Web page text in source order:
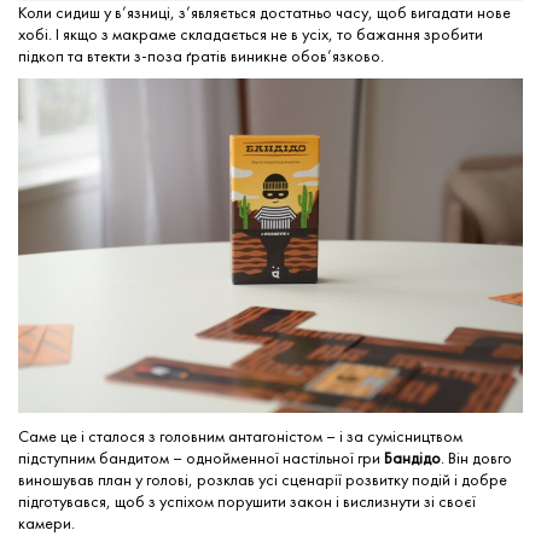
Коли сидиш у в’язниці, з’являється достатньо часу, щоб вигадати нове
хобі. І якщо з макраме складається не в усіх, то бажання зробити
підкоп та втекти з-поза ґратів виникне обов’язково.
Саме це і сталося з головним антагоністом – і за сумісництвом
підступним бандитом – однойменної настільної гри Бандідо. Він довго
виношував план у голові, розклав усі сценарії розвитку подій і добре
підготувався, щоб з успіхом порушити закон і вислизнути зі своєї
камери.